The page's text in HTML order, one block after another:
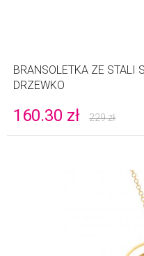
BRANSOLETKA ZE STALI
DRZEWKO
160.30 zł 229zł